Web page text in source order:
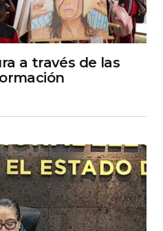
a través de las